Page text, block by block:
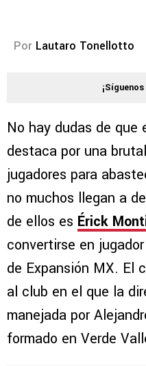
Por Lautaro Tonellotto
No hay dudas de que
destaca por una
jugadores para
no muchos llegan a
de ellos es Érick
convertirse en
de Expansión MX. El
al club en el que la
manejada por
formado en Verde